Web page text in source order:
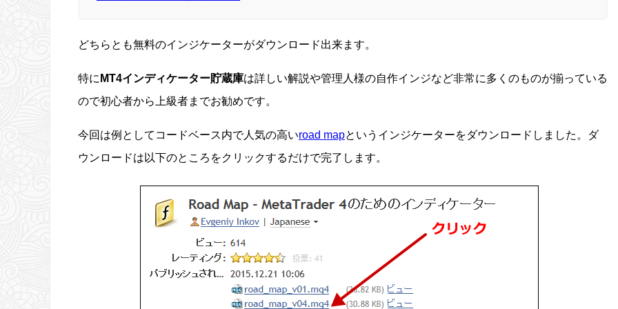
どちらとも無料のインジケーターがダウンロード出来ます。
特に MT4インディケーター貯蔵庫は詳しい解説や管理人様の自作インジなど非常に多くのものが揃っている
ので初心者から上級者までお勧めです。
今回は例としてコードベース内で人気の高いroad mapというインジケーターをダウンロードしました。ダ
ウンロードは以下のところをクリックするだけで完了します。